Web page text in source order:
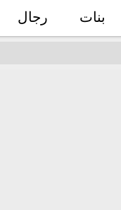
بنات رجال